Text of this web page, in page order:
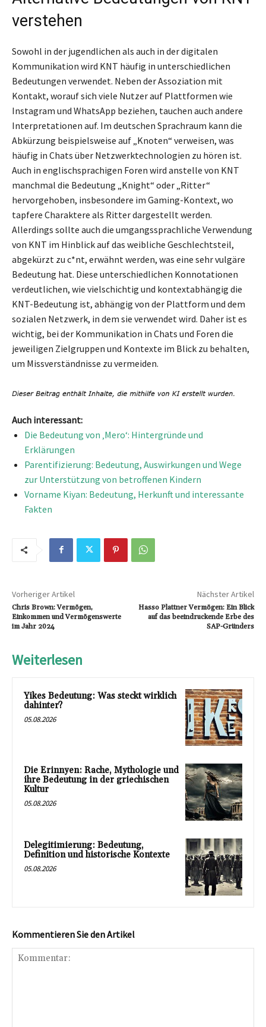
verstehen
Sowohl in der jugendlichen als auch in der digitalen
Kommunikation wird KNT häufig in unterschiedlichen
Bedeutungen verwendet. Neben der Assoziation mit
Kontakt, worauf sich viele Nutzer auf Plattformen wie
Instagram und WhatsApp beziehen, tauchen auch andere
Interpretationen auf. Im deutschen Sprachraum kann die
Abkürzung beispielsweise auf „Knoten“ verweisen, was
häufig in Chats über Netzwerktechnologien zu hören ist.
Auch in englischsprachigen Foren wird anstelle von KNT
manchmal die Bedeutung „Knight“ oder „Ritter“
hervorgehoben, insbesondere im Gaming-Kontext, wo
tapfere Charaktere als Ritter dargestellt werden.
Allerdings sollte auch die umgangssprachliche Verwendung
von KNT im Hinblick auf das weibliche Geschlechtsteil,
abgekürzt zu c*nt, erwähnt werden, was eine sehr vulgäre
Bedeutung hat. Diese unterschiedlichen Konnotationen
verdeutlichen, wie vielschichtig und kontextabhängig die
KNT-Bedeutung ist, abhängig von der Plattform und dem
sozialen Netzwerk, in dem sie verwendet wird. Daher ist es
wichtig, bei der Kommunikation in Chats und Foren die
jeweiligen Zielgruppen und Kontexte im Blick zu behalten,
um Missverständnisse zu vermeiden.
Auch interessant:
Die Bedeutung von ‚Mero‘: Hintergründe und
Erklärungen
Parentifizierung: Bedeutung, Auswirkungen und Wege
zur Unterstützung von betroffenen Kindern
Vorname Kiyan: Bedeutung, Herkunft und interessante
Fakten
Vorheriger Artikel
Chris Brown: Vermögen,
Einkommen und Vermögenswerte
im Jahr 2024
Nächster Artikel
Hasso Plattner Vermögen: Ein Blick
auf das beeindruckende Erbe des
SAP-Gründers
Weiterlesen
Yikes Bedeutung: Was steckt wirklich
dahinter?
05.08.2026
Die Erinnyen: Rache, Mythologie und
ihre Bedeutung in der griechischen
Kultur
05.08.2026
Delegitimierung: Bedeutung,
Definition und historische Kontexte
05.08.2026
Kommentieren Sie den Artikel